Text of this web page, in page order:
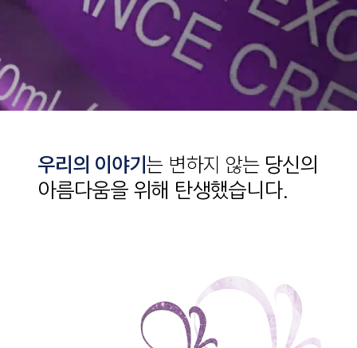
우리의 이야기는 변하지 않는 당신의
아름다움을 위해 탄생했습니다.